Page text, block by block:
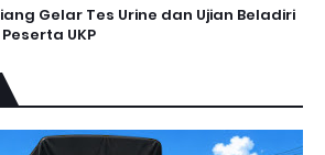
Gelar Tes Urine dan Ujian Beladiri
UKP